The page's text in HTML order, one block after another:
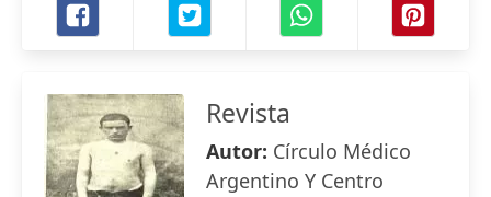
Revista
Autor: Círculo Médico
Argentino Y Centro